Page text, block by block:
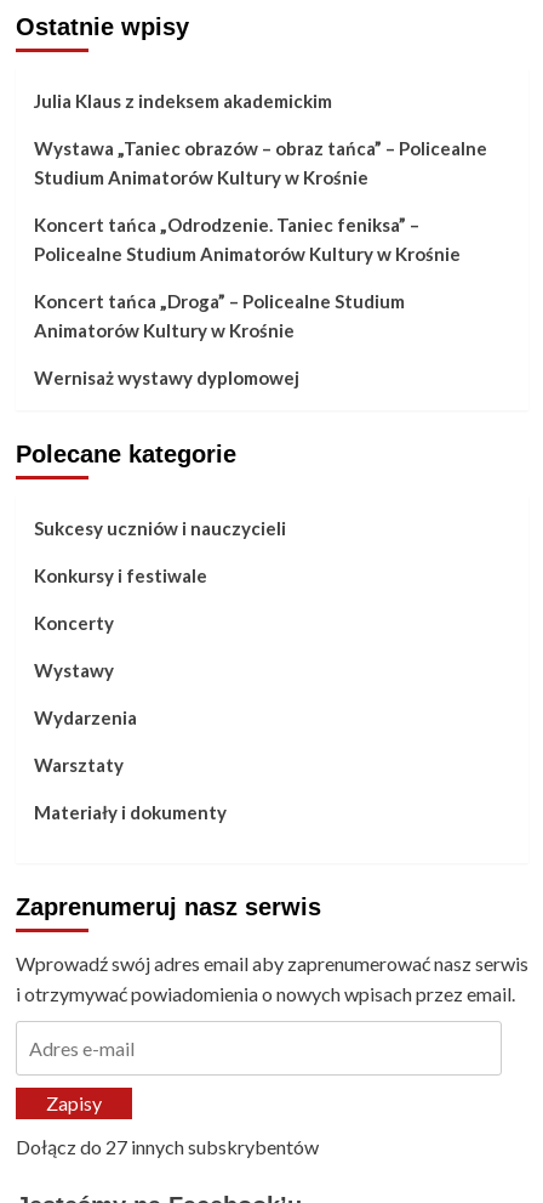
Ostatnie wpisy
Julia Klaus z indeksem akademickim
Wystawa „Taniec obrazów – obraz tańca” – Policealne
Studium Animatorów Kultury w Krośnie
Koncert tańca „Odrodzenie. Taniec feniksa” –
Policealne Studium Animatorów Kultury w Krośnie
Koncert tańca „Droga” – Policealne Studium
Animatorów Kultury w Krośnie
Wernisaż wystawy dyplomowej
Polecane kategorie
Sukcesy uczniów i nauczycieli
Konkursy i festiwale
Koncerty
Wystawy
Wydarzenia
Warsztaty
Materiały i dokumenty
Zaprenumeruj nasz serwis
Wprowadź swój adres email aby zaprenumerować nasz serwis
i otrzymywać powiadomienia o nowych wpisach przez email.
mailZapisy
Dołącz do 27 innych subskrybentów